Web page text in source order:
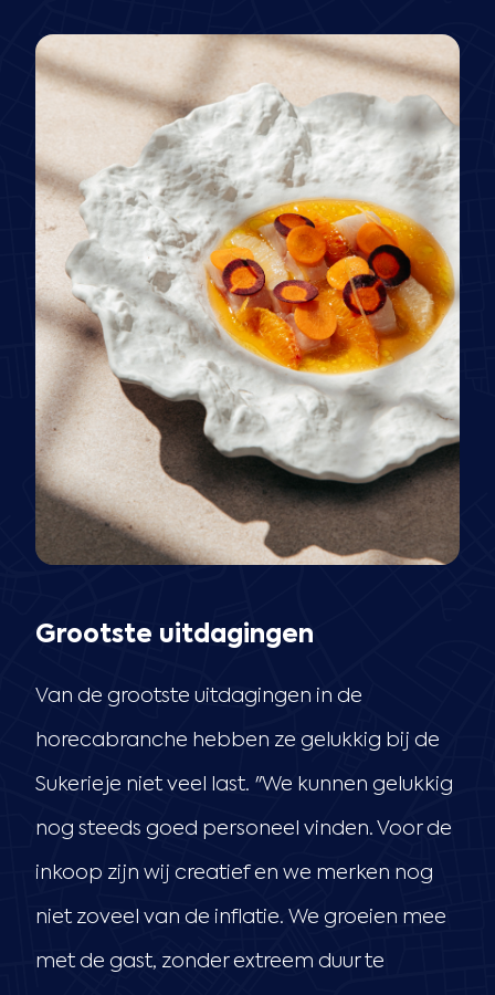
Grootste uitdagingen
Van de grootste uitdagingen in de
horecabranche hebben ze gelukkig bij de
Sukerieje niet veel last. "We kunnen gelukkig
nog steeds goed personeel vinden. Voor de
inkoop zijn wij creatief en we merken nog
niet zoveel van de inflatie. We groeien mee
met de gast, zonder extreem duur te